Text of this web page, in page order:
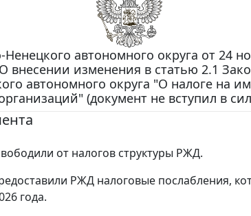
автономного округа от 24
внесении изменения в статью 2.1
автономного округа "О налоге на
(документ не вступил в
от налогов структуры РЖД.
РЖД налоговые послабления,
года.